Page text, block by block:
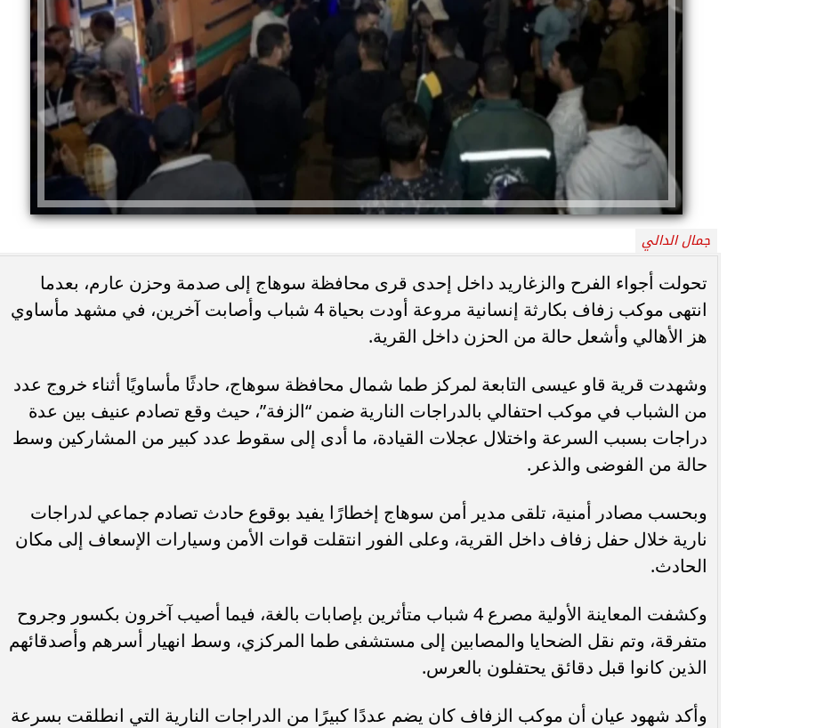
جمال الدالي
تحولت أجواء الفرح والزغاريد داخل إحدى قرى محافظة سوهاج إلى صدمة وحزن عارم، بعدما
انتهى موكب زفاف بكارثة إنسانية مروعة أودت بحياة 4 شباب وأصابت آخرين، في مشهد مأساوي
هز الأهالي وأشعل حالة من الحزن داخل القرية.
وشهدت قرية قاو عيسى التابعة لمركز طما شمال محافظة سوهاج، حادثًا مأساويًا أثناء خروج عدد
من الشباب في موكب احتفالي بالدراجات النارية ضمن “الزفة”، حيث وقع تصادم عنيف بين عدة
دراجات بسبب السرعة واختلال عجلات القيادة، ما أدى إلى سقوط عدد كبير من المشاركين وسط
حالة من الفوضى والذعر.
وبحسب مصادر أمنية، تلقى مدير أمن سوهاج إخطارًا يفيد بوقوع حادث تصادم جماعي لدراجات
نارية خلال حفل زفاف داخل القرية، وعلى الفور انتقلت قوات الأمن وسيارات الإسعاف إلى مكان
الحادث.
وكشفت المعاينة الأولية مصرع 4 شباب متأثرين بإصابات بالغة، فيما أصيب آخرون بكسور وجروح
متفرقة، وتم نقل الضحايا والمصابين إلى مستشفى طما المركزي، وسط انهيار أسرهم وأصدقائهم
الذين كانوا قبل دقائق يحتفلون بالعرس.
وأكد شهود عيان أن موكب الزفاف كان يضم عددًا كبيرًا من الدراجات النارية التي انطلقت بسرعة
محافظ أسيوط : حملات مكثفة لرفع
الإشغالات بحي شرق لإعادة الانضباط
وتحقيق...
رحلت في أثناء أداء رسالتها.. وفاة ممرضة
بمستشفى بني عبيد والأهالي ينعونها
محافظ القاهرة يعتمد جدول إمتحانات الدور